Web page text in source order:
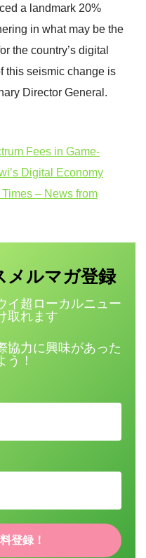
a landmark 20%
in what may be the
the country’s digital
this seismic change is
Director General.
Fees in Game-
Digital Economy
– News from
メルマガ登録
イ超ローカルニュー
取れます
協力に興味があった
う！